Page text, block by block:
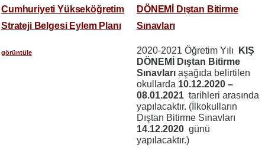
Cumhuriyeti Yükseköğretim
Strateji Belgesi Eylem Planı
görüntüle
DÖNEMİ Dıştan Bitirme
Sınavları
2020-2021 Öğretim Yılı
KIŞ
DÖNEMİ Dıştan Bitirme
Sınavları aşağıda belirtilen
okullarda 10.12.2020 –
08.01.2021 tarihleri arasında
yapılacaktır. (İlkokulların
Dıştan Bitirme Sınavları
14.12.2020 günü
yapılacaktır.)